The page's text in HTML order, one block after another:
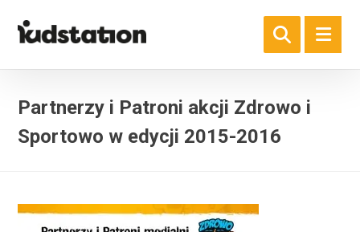
Partnerzy i Patroni akcji Zdrowo i
Sportowo w edycji 2015-2016